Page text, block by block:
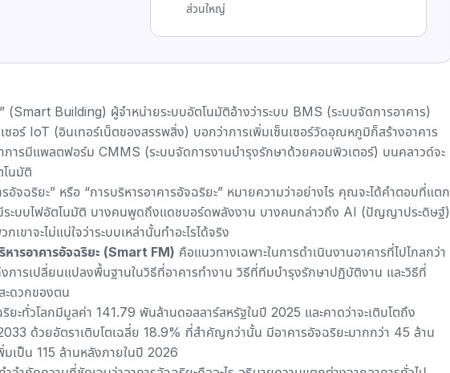
ส่วนใหญ่
(Smart Building) ผู้จำหน่ายระบบอัตโนมัติอ้างว่าระบบ BMS (ระบบจัดการอาคาร)
ซอร์ IoT (อินเทอร์เน็ตของสรรพสิ่ง) บอกว่าการเพิ่มเซ็นเซอร์วัดอุณหภูมิก็สร้างอาคาร
การมีแพลตฟอร์ม CMMS (ระบบจัดการงานบำรุงรักษาด้วยคอมพิวเตอร์) บนคลาวด์จะ
โนมัติ
อัจฉริยะ” หรือ “การบริหารอาคารอัจฉริยะ” หมายความว่าอย่างไร คุณจะได้คำตอบที่แตก
ระบบไฟอัตโนมัติ บางคนพูดถึงแดชบอร์ดพลังงาน บางคนกล่าวถึง AI (ปัญญาประดิษฐ์)
ขาจะไม่แน่ใจว่าระบบเหล่านั้นทำอะไรได้จริง
หารอาคารอัจฉริยะ (Smart FM) คือแนวทางเฉพาะในการดำเนินงานอาคารที่ไปไกลกว่า
การเปลี่ยนแปลงพื้นฐานในวิธีที่อาคารทำงาน วิธีที่ทีมบำรุงรักษาปฏิบัติงาน และวิธีที่
ะดวกของตน
ริยะทั่วโลกมีมูลค่า 141.79 พันล้านดอลลาร์สหรัฐในปี 2025 และคาดว่าจะเติบโตถึง
ด้วยอัตราเติบโตเฉลี่ย 18.9% ที่สำคัญกว่านั้น มีอาคารอัจฉริยะมากกว่า 45 ล้าน
มเป็น 115 ล้านหลังภายในปี 2026